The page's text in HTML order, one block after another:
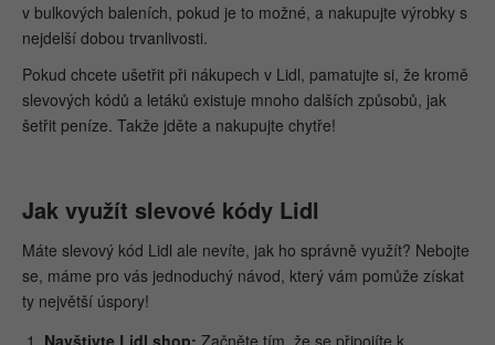
v bulkových baleních, pokud je to možné, a nakupujte výrobky s
nejdelší dobou trvanlivosti.
Pokud chcete ušetřit při nákupech v Lidl, pamatujte si, že kromě
slevových kódů a letáků existuje mnoho dalších způsobů, jak
šetřit peníze. Takže jděte a nakupujte chytře!
Jak využít slevové kódy Lidl
Máte slevový kód Lidl ale nevíte, jak ho správně využít? Nebojte
se, máme pro vás jednoduchý návod, který vám pomůže získat
ty největší úspory!